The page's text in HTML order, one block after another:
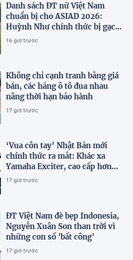
Danh sách ĐT nữ Việt Nam
chuẩn bị cho ASIAD 2026:
Huỳnh Như chính thức bị gạch
tên
16 giờ trước
Không chỉ cạnh tranh bằng giá
bán, các hãng ô tô đua nhau
nâng thời hạn bảo hành
17 giờ trước
‘Vua côn tay’ Nhật Bản mới
chính thức ra mắt: Khác xa
Yamaha Exciter, cao cấp hơn
Honda Winner R, giá rẻ so với
17 giờ trước
ĐT Việt Nam đè bẹp Indonesia,
Nguyễn Xuân Son than trời vì
những con số 'bất công'
17 giờ trước